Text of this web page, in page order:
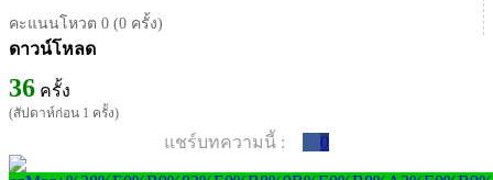
คะแนนโหวต 0 (0 ครั้ง)
ดาวน์โหลด
36 ครั้ง
(สัปดาห์ก่อน 1 ครั้ง)
แชร์บทความนี้ : 0